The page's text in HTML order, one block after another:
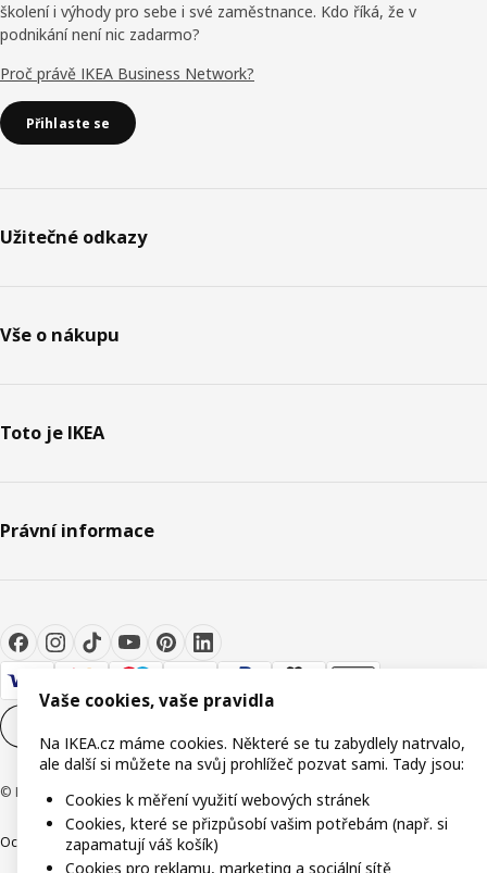
školení i výhody pro sebe i své zaměstnance. Kdo říká, že v
podnikání není nic zadarmo?
Proč právě IKEA Business Network?
Přihlaste se
Užitečné odkazy
Vše o nákupu
Toto je IKEA
Právní informace
© Inter IKEA Systems B.V. 1999-2026
Ochrana osobních údajůCookiesSpolečně bezpečně
Vaše cookies, vaše pravidla
Na IKEA.cz máme cookies. Některé se tu zabydlely natrvalo,
ale další si můžete na svůj prohlížeč pozvat sami. Tady jsou:
Cookies k měření využití webových stránek
Cookies, které se přizpůsobí vašim potřebám (např. si
zapamatují váš košík)
Cookies pro reklamu, marketing a sociální sítě